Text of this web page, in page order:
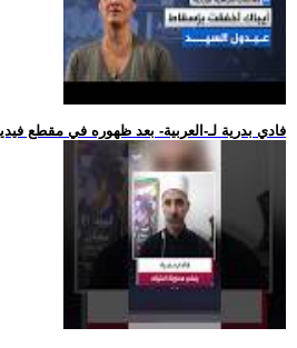
.. فادي بدرية لـ-العربية- بعد ظهوره في مقطع